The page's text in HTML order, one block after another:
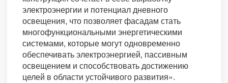
электроэнергии и потенциал дневного
освещения, что позволяет фасадам стать
многофункциональными энергетическими
системами, которые могут одновременно
обеспечивать электроэнергией, пассивным
освещением и способствовать достижению
целей в области устойчивого развития».